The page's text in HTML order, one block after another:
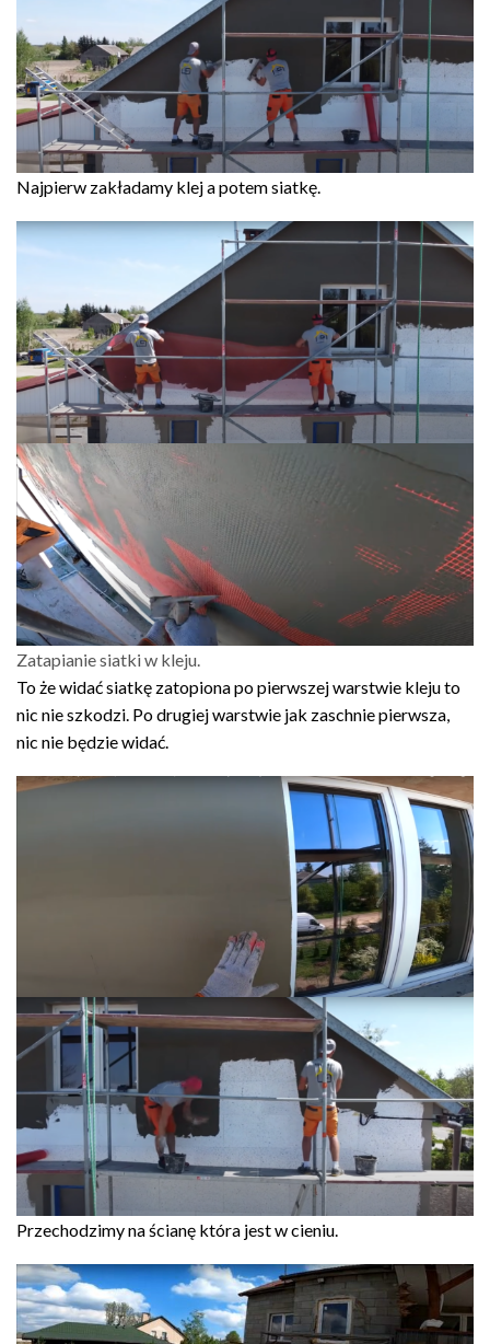
Najpierw zakładamy klej a potem siatkę.
Zatapianie siatki w kleju.
To że widać siatkę zatopiona po pierwszej warstwie kleju to
nic nie szkodzi. Po drugiej warstwie jak zaschnie pierwsza,
nic nie będzie widać.
Przechodzimy na ścianę która jest w cieniu.